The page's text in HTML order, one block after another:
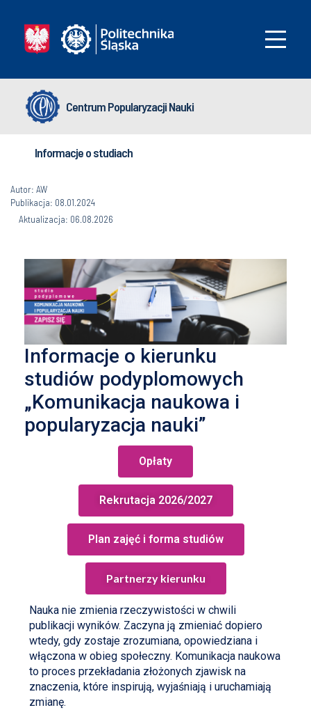
Centrum Popularyzacji Nauki
Informacje o studiach
Autor: AW
Publikacja: 08.01.2024
Aktualizacja: 06.08.2026
Informacje o kierunku
studiów podyplomowych
„Komunikacja naukowa i
popularyzacja nauki”
Opłaty
Rekrutacja 2026/2027
Plan zajęć i forma studiów
Partnerzy kierunku
Nauka nie zmienia rzeczywistości w chwili
publikacji wyników. Zaczyna ją zmieniać dopiero
wtedy, gdy zostaje zrozumiana, opowiedziana i
włączona w obieg społeczny. Komunikacja naukowa
to proces przekładania złożonych zjawisk na
znaczenia, które inspirują, wyjaśniają i uruchamiają
zmianę.